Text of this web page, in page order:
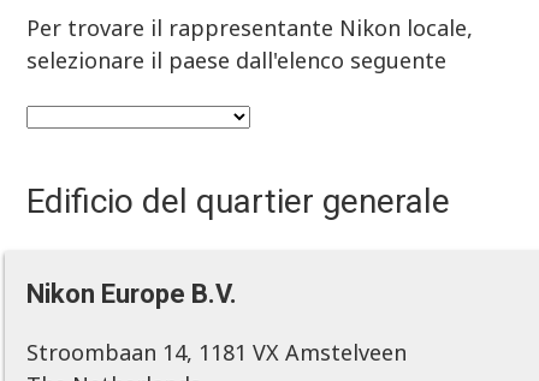
Per trovare il rappresentante Nikon locale,
selezionare il paese dall'elenco seguente
Edificio del quartier generale
Nikon Europe B.V.
Stroombaan 14, 1181 VX Amstelveen